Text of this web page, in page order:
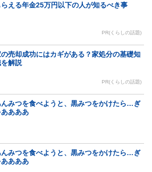
らえる年金25万円以下の人が知るべき事
PR(くらしの話題)
売却成功にはカギがある？家処分の基礎知
解説
PR(くらしの話題)
んみつを食べようと、黒みつをかけたら…ぎ
ああああ
んみつを食べようと、黒みつをかけたら…ぎ
ああああ